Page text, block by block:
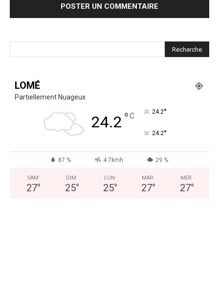
LOMÉ
Partiellement Nuageux
24.2 °C 24.2°
24.2°
87 % 4.7kmh 29 %
SAM
27°
DIM
25°
LUN
25°
MAR
27°
MER
27°